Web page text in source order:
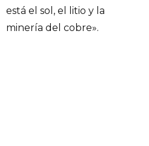
está el sol, el litio y la
minería del cobre».